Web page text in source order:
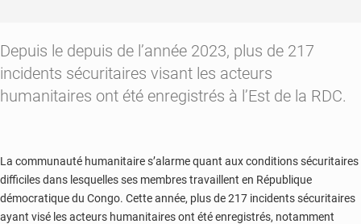
Depuis le depuis de l’année 2023, plus de 217
incidents sécuritaires visant les acteurs
humanitaires ont été enregistrés à l’Est de la RDC.
La communauté humanitaire s’alarme quant aux conditions sécuritaires
difficiles dans lesquelles ses membres travaillent en République
démocratique du Congo. Cette année, plus de 217 incidents sécuritaires
ayant visé les acteurs humanitaires ont été enregistrés, notamment